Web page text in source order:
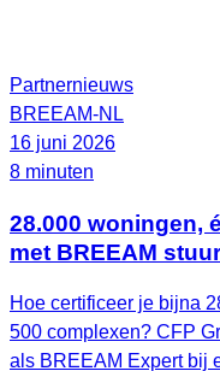
Partnernieuws
BREEAM-NL
16 juni 2026
8 minuten
28.000 woningen,
met BREEAM
Hoe certificeer je bijna
500 complexen? CFP
als BREEAM Expert bij